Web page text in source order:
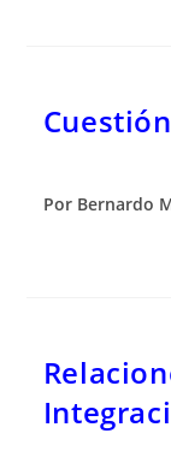
Por Bernardo